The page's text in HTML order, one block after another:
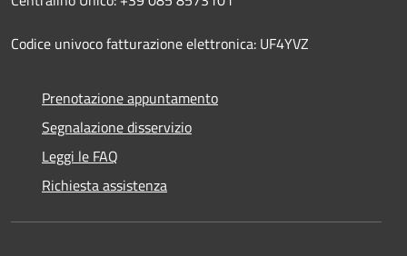
Codice univoco fatturazione elettronica: UF4YVZ
Prenotazione appuntamento
Segnalazione disservizio
Leggi le FAQ
Richiesta assistenza